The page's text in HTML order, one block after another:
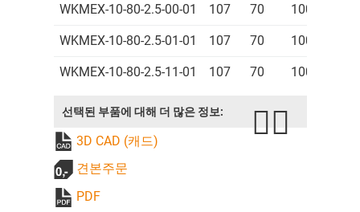
WKMEX-10-80-2.5-00-01 107 70 100
WKMEX-10-80-2.5-01-01 107 70 100
WKMEX-10-80-2.5-11-01 107 70 100
선택된 부품에 대해 더 많은 정보:
3D CAD (캐드)
견본주문
PDF